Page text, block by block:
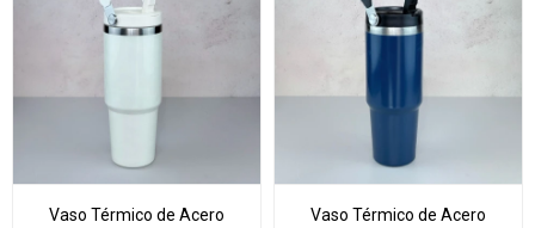
Vaso Térmico de Acero
Vaso Térmico de Acero